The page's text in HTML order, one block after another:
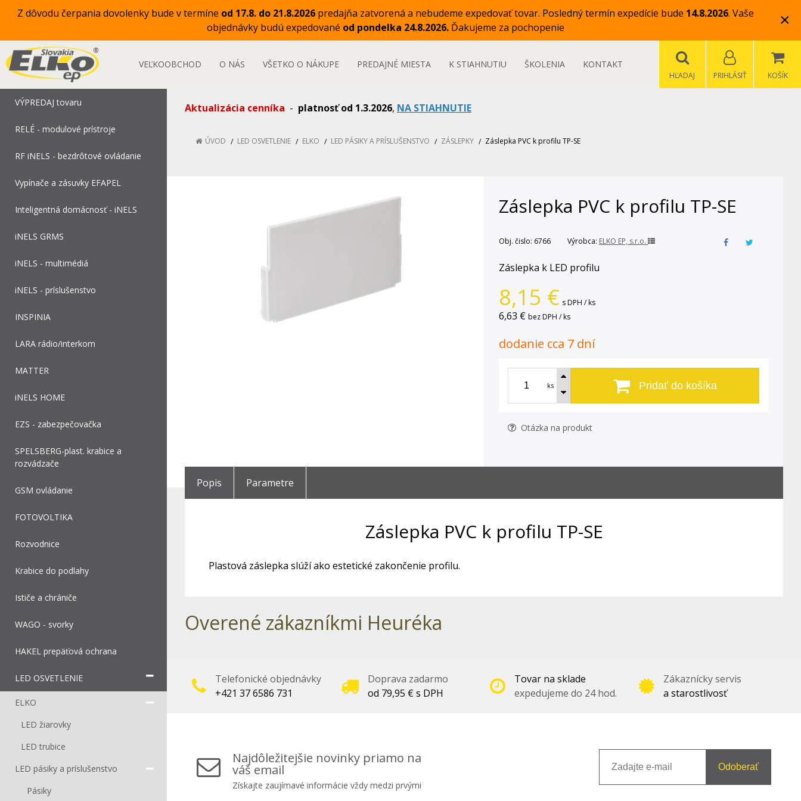
Z dôvodu čerpania dovolenky bude v termíne od 17.8. do 21.8.2026 predajňa zatvorená a nebudeme expedovať tovar. Posledný termín expedície bude 14.8.2026. Vaše
objednávky budú expedované od pondelka 24.8.2026. Ďakujeme za pochopenie ×
VEĽKOOBCHOD O NÁS VŠETKO O NÁKUPE PREDAJNÉ MIESTA K STIAHNUTIU ŠKOLENIA KONTAKT
KOŠÍK
PRIHLÁSIŤ
HĽADAJ
VÝPREDAJ tovaru
RELÉ - modulové prístroje
RF iNELS - bezdrôtové ovládanie
Vypínače a zásuvky EFAPEL
Inteligentná domácnosť - iNELS
iNELS GRMS
iNELS - multimédiá
iNELS - príslušenstvo
INSPINIA
LARA rádio/interkom
MATTER
iNELS HOME
EZS - zabezpečovačka
SPELSBERG-plast. krabice a
rozvádzače
GSM ovládanie
FOTOVOLTIKA
Rozvodnice
Krabice do podlahy
Ističe a chrániče
WAGO - svorky
HAKEL prepäťová ochrana
LED OSVETLENIE
ELKO
LED žiarovky
LED trubice
LED pásiky a príslušenstvo
Pásiky
Aktualizácia cenníka - platnosť od 1.3.2026, NA STIAHNUTIE
ÚVOD LED OSVETLENIE ELKO LED PÁSIKY A PRÍSLUŠENSTVO ZÁSLEPKY Záslepka PVC k profilu TP-SE
Záslepka PVC k profilu TP-SE
Obj. čislo: 6766 Výrobca: ELKO EP, s.r.o.
Záslepka k LED profilu
8,15 € s DPH / ks
6,63 € bez DPH / ks
dodanie cca 7 dní
ks Pridať do košíka
Otázka na produkt
Popis Parametre
Záslepka PVC k profilu TP-SE
Plastová záslepka slúží ako estetické zakončenie profilu.
Overené zákazníkmi Heuréka
Telefonické objednávky
+421 37 6586 731
Doprava zadarmo
od 79,95 € s DPH
Tovar na sklade
expedujeme do 24 hod.
Zákaznícky servis
a starostlivosť
Najdôležitejšie novinky priamo na
váš email
Získajte zaujímavé informácie vždy medzi prvými
Odoberať